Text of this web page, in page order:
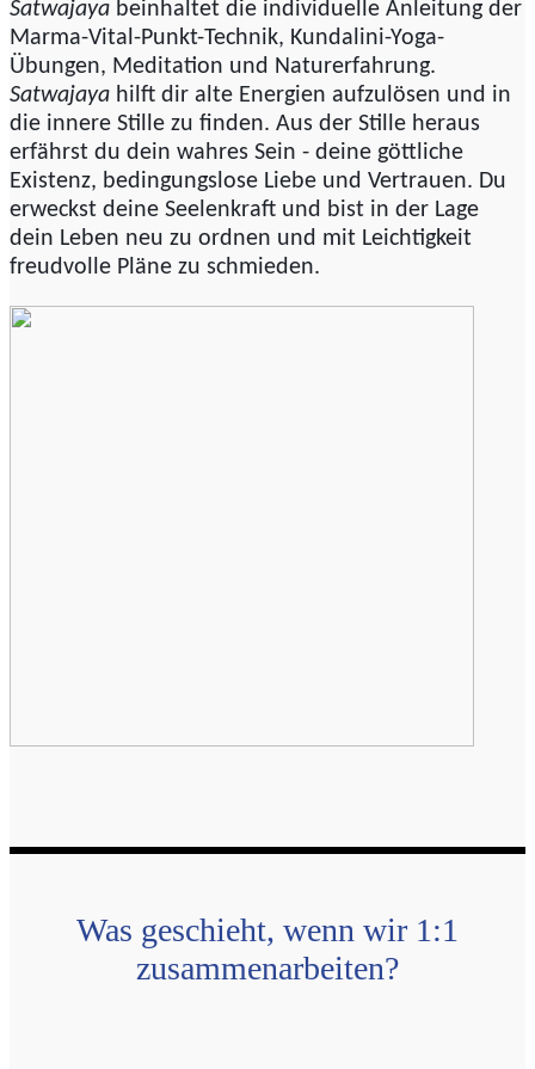
Satwajaya beinhaltet die individuelle Anleitung der
Marma-Vital-Punkt-Technik, Kundalini-Yoga-
Übungen, Meditation und Naturerfahrung.
Satwajaya hilft dir alte Energien aufzulösen und in
die innere Stille zu finden. Aus der Stille heraus
erfährst du dein wahres Sein - deine göttliche
Existenz, bedingungslose Liebe und Vertrauen. Du
erweckst deine Seelenkraft und bist in der Lage
dein Leben neu zu ordnen und mit Leichtigkeit
freudvolle Pläne zu schmieden.
Was geschieht, wenn wir 1:1
zusammenarbeiten?